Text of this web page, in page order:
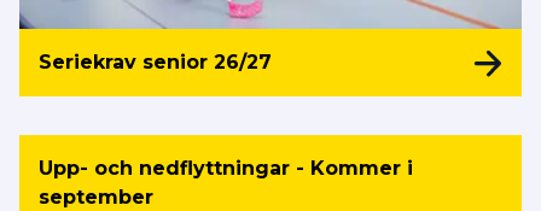
Seriekrav senior 26/27
Upp- och nedflyttningar - Kommer i
september